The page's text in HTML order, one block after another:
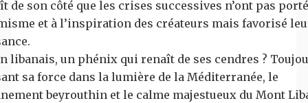
de son côté que les crises successives n’ont pas
et à l’inspiration des créateurs mais favorisé
libanais, un phénix qui renaît de ses cendres ?
sa force dans la lumière de la Méditerranée, le
beyrouthin et le calme majestueux du Mont